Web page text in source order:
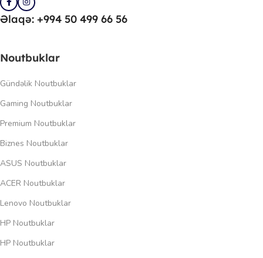
Əlaqə: +994 50 499 66 56
Noutbuklar
Gündəlik Noutbuklar
Gaming Noutbuklar
Premium Noutbuklar
Biznes Noutbuklar
ASUS Noutbuklar
ACER Noutbuklar
Lenovo Noutbuklar
HP Noutbuklar
HP Noutbuklar